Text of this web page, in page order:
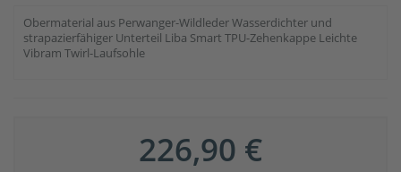
Obermaterial aus Perwanger-Wildleder Wasserdichter und
strapazierfähiger Unterteil Liba Smart TPU-Zehenkappe Leichte
Vibram Twirl-Laufsohle
226,90 €